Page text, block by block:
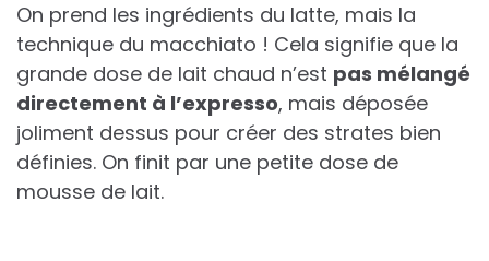
On prend les ingrédients du latte, mais la
technique du macchiato ! Cela signifie que la
grande dose de lait chaud n’est pas mélangé
directement à l’expresso, mais déposée
joliment dessus pour créer des strates bien
définies. On finit par une petite dose de
mousse de lait.